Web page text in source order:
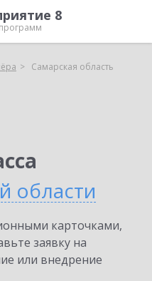
8
Самарская область
области
карточками,
заявку на
или внедрение